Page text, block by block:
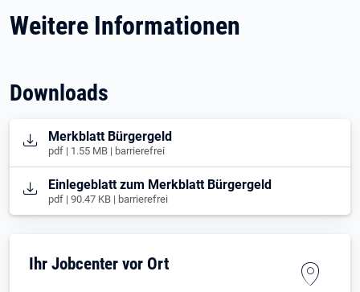
Weitere Informationen
Downloads
Öffnet in neuem Tab
Merkblatt Bürgergeld
pdf | 1.55 MB | barrierefrei
Öffnet in neuem Tab
Einlegeblatt zum Merkblatt Bürgergeld
pdf | 90.47 KB | barrierefrei
Ihr Jobcenter vor Ort